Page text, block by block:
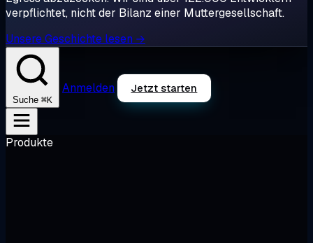
verpflichtet, nicht der Bilanz einer Muttergesellschaft.
Unsere Geschichte lesen →
Suche ⌘K
Anmelden Jetzt starten
Produkte